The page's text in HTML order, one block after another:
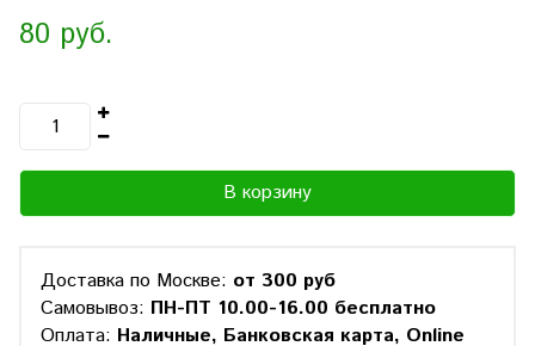
80 руб.
В корзину
Доставка по Москве: от 300 руб
Самовывоз: ПН-ПТ 10.00-16.00 бесплатно
Оплата: Наличные, Банковская карта, Online